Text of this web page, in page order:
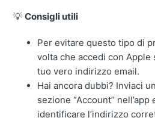
💡Consigli utili
Per evitare questo tipo di
volta che accedi con
tuo vero indirizzo email.
Hai ancora dubbi? Inviaci
sezione “Account”
identificare l’indirizzo